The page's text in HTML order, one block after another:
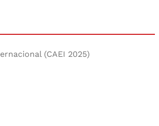
(CAEI 2025)